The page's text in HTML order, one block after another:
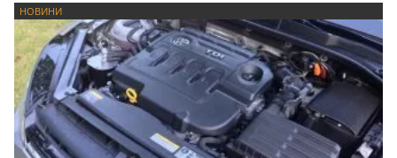
НОВИНИ